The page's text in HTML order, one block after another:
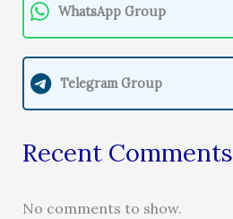
WhatsApp Group
Telegram Group
Recent Comments
No comments to show.